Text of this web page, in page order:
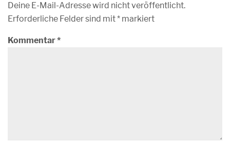
Deine E-Mail-Adresse wird nicht veröffentlicht.
Erforderliche Felder sind mit* markiert
Kommentar*